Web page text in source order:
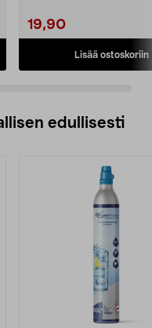
19,90
Lisää ostoskoriin
edullisesti